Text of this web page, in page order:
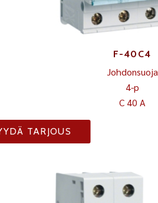
F-40C4
Johdonsuoja
4-p
C 40 A
TARJOUS